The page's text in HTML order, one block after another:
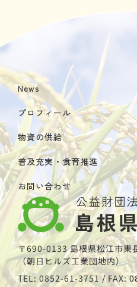
〒690-0133 島根県松江市東
（朝日ヒルズ工業団地内）
TEL: 0852-61-3751 / FAX:
News
プロフィール
物資の供給
普及充実・食育推進
お問い合わせ